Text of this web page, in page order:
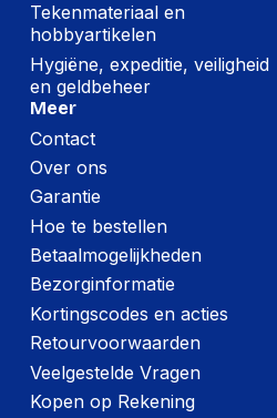
Tekenmateriaal en
hobbyartikelen
Hygiëne, expeditie, veiligheid
en geldbeheer
Meer
Contact
Over ons
Garantie
Hoe te bestellen
Betaalmogelijkheden
Bezorginformatie
Kortingscodes en acties
Retourvoorwaarden
Veelgestelde Vragen
Kopen op Rekening